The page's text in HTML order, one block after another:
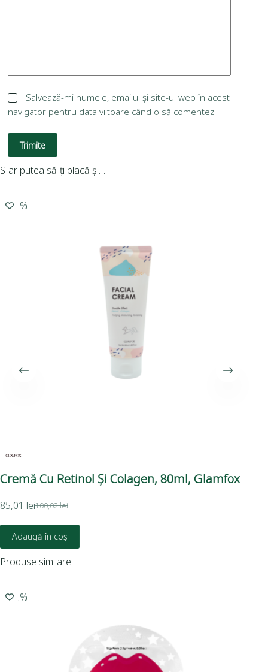
Salvează-mi numele, emailul și site-ul web în acest
navigator pentru data viitoare când o să comentez.
Trimite
S-ar putea să-ți placă și…
-15%
Cremă Cu Retinol Și Colagen, 80ml, Glamfox
100,02lei
85,01 lei
Adaugă în coș
Produse similare
-20%